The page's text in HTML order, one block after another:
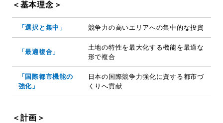
＜基本理念＞
「選択と集中」 競争力の高いエリアへの集中的な投資
「最適複合」
土地の特性を最大化する機能を最適な
形で複合
「国際都市機能の
強化」
日本の国際競争力強化に資する都市づ
くりへ貢献
＜計画＞